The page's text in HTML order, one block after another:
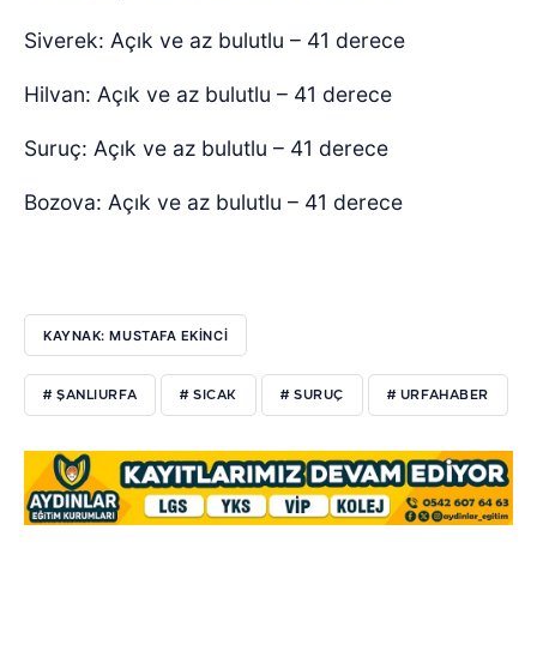
Siverek: Açık ve az bulutlu – 41 derece
Hilvan: Açık ve az bulutlu – 41 derece
Suruç: Açık ve az bulutlu – 41 derece
Bozova: Açık ve az bulutlu – 41 derece
KAYNAK: MUSTAFA EKİNCİ
# ŞANLIURFA # SICAK # SURUÇ # URFAHABER